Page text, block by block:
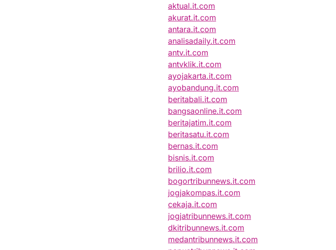
aktual.it.com
akurat.it.com
antara.it.com
analisadaily.it.com
antv.it.com
antvklik.it.com
ayojakarta.it.com
ayobandung.it.com
beritabali.it.com
bangsaonline.it.com
beritajatim.it.com
beritasatu.it.com
bernas.it.com
bisnis.it.com
brilio.it.com
bogortribunnews.it.com
jogjakompas.it.com
cekaja.it.com
jogjatribunnews.it.com
dkitribunnews.it.com
medantribunnews.it.com